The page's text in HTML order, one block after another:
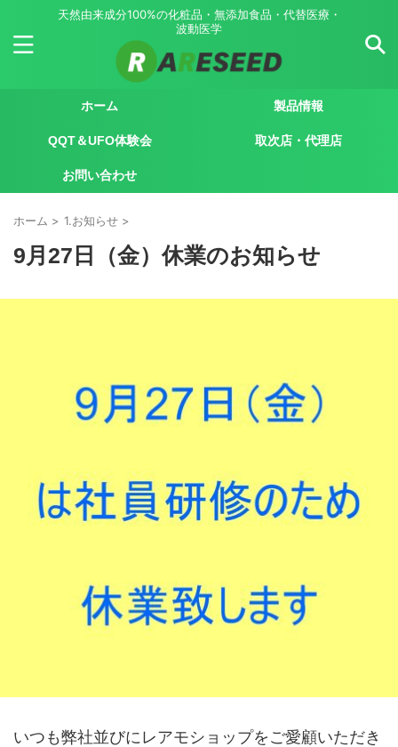
天然由来成分100%の化粧品・無添加食品・代替医療・
波動医学
ホーム 製品情報
QQT＆UFO体験会 取次店・代理店
お問い合わせ
ホーム > 1.お知らせ >
9月27日（金）休業のお知らせ
いつも弊社並びにレアモショップをご愛顧いただき